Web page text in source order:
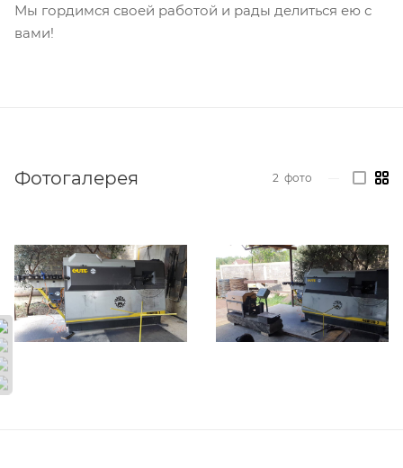
Мы гордимся своей работой и рады делиться ею с
вами!
Фотогалерея 2 фото